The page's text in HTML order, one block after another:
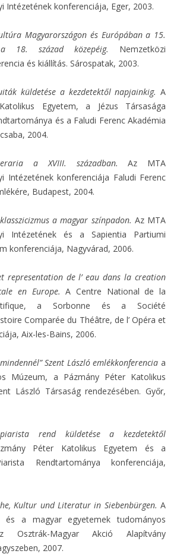
Intézetének konferenciája, Eger, 2003.
Magyarországon és Európában a 15.
18. század közepéig.
Nemzetközi
és kiállítás. Sárospatak, 2003.
küldetése a kezdetektől napjainkig. A
Egyetem, a Jézus Társasága
és a Faludi Ferenc Akadémia
2004.
a XVIII. században. Az MTA
Intézetének konferenciája Faludi Ferenc
Budapest, 2004.
a magyar színpadon. Az MTA
Intézetének és a Sapientia Partiumi
konferenciája, Nagyvárad, 2006.
representation de l’ eau dans la creation
en Europe. A Centre National de la
a Sorbonne és a Société
Comparée du Théâtre, de l’ Opéra et
Aix-les-Bains, 2006.
Szent László emlékkonferencia a
Múzeum, a Pázmány Péter Katolikus
László Társaság rendezésében. Győr,
rend küldetése a kezdetektől
Péter Katolikus Egyetem és a
Rendtartománya konferenciája,
Kultur und Literatur in Siebenbürgen. A
és a magyar egyetemek tudományos
Osztrák-Magyar Akció Alapítvány
2007.